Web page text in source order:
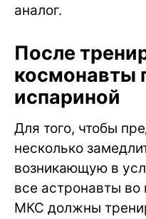
аналог.
После
космонавты
испариной
Для того, чтобы
несколько
возникающую в
все астронавты
МКС должны